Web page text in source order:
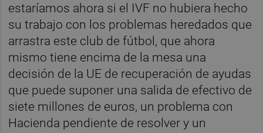
estaríamos ahora si el IVF no hubiera hecho
su trabajo con los problemas heredados que
arrastra este club de fútbol, que ahora
mismo tiene encima de la mesa una
decisión de la UE de recuperación de ayudas
que puede suponer una salida de efectivo de
siete millones de euros, un problema con
Hacienda pendiente de resolver y un